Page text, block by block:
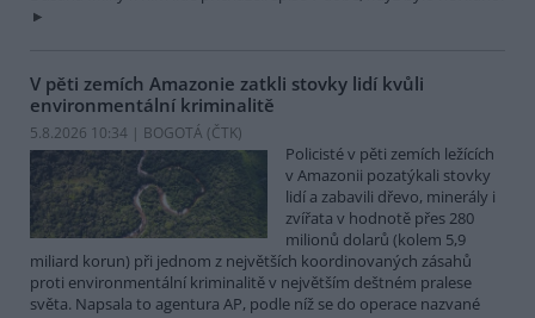
V pěti zemích Amazonie zatkli stovky lidí kvůli
environmentální kriminalitě
5.8.2026 10:34 | BOGOTÁ (ČTK)
Policisté v pěti zemích ležících
v Amazonii pozatýkali stovky
lidí a zabavili dřevo, minerály i
zvířata v hodnotě přes 280
milionů dolarů (kolem 5,9
miliard korun) při jednom z největších koordinovaných zásahů
proti environmentální kriminalitě v největším deštném pralese
světa. Napsala to agentura AP, podle níž se do operace nazvané